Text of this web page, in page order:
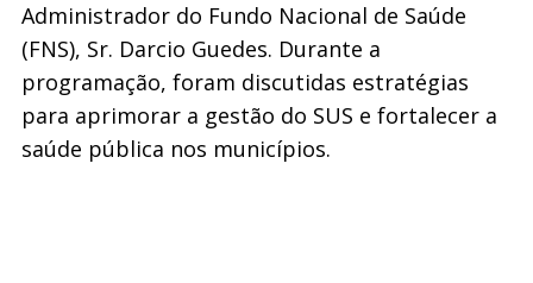
Administrador do Fundo Nacional de Saúde
(FNS), Sr. Darcio Guedes. Durante a
programação, foram discutidas estratégias
para aprimorar a gestão do SUS e fortalecer a
saúde pública nos municípios.